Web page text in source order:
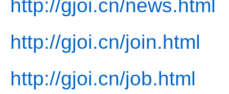
http://gjoi.cn/news.html
http://gjoi.cn/join.html
http://gjoi.cn/job.html